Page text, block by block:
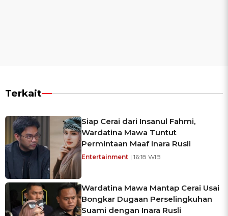
Terkait
Siap Cerai dari Insanul Fahmi,
Wardatina Mawa Tuntut
Permintaan Maaf Inara Rusli
Entertainment | 16:18 WIB
Wardatina Mawa Mantap Cerai Usai
Bongkar Dugaan Perselingkuhan
Suami dengan Inara Rusli